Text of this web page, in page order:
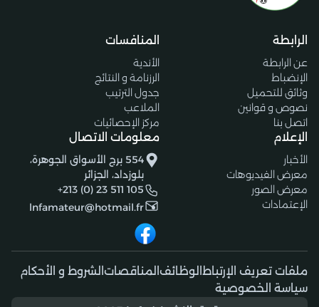
الرابطة
عن الرابطة
الإنضباط
وثائق للتحميل
نصوص و قوانين
اتصل بنا
المنافسات
الأندية
الرزنامة و النتائج
جدول الترتيب
الملاعب
مركز الإحصائيات
الإعلام
الأخبار
معرض الفيديوهات
معرض الصور
الإعتمادات
معلومات الاتصال
554 برج الأسواق الجوهرة،
بلوزداد، الجزائر
+213 (0) 23 511 105
lnfamateur@hotmail.fr
ملفات تعريف الإرتباط الوظائف المناقصات الشروط و الأحكام
سياسة الخصوصية